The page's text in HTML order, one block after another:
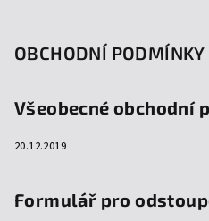
OBCHODNÍ PODMÍNKY
Všeobecné obchodní
20.12.2019
Formulář pro